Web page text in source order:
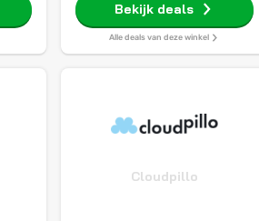
Bekijk deals
Alle deals van deze winkel
Cloudpillo